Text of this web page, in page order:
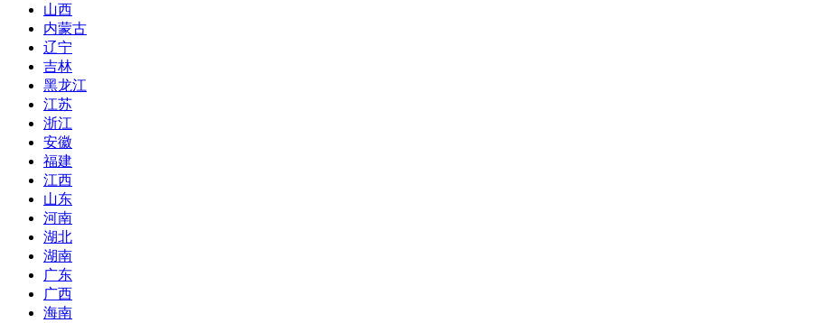
山西
内蒙古
辽宁
吉林
黑龙江
江苏
浙江
安徽
福建
江西
山东
河南
湖北
湖南
广东
广西
海南